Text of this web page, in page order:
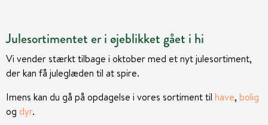
Julesortimentet er i øjeblikket gået i hi
Vi vender stærkt tilbage i oktober med et nyt julesortiment,
der kan få juleglæden til at spire.
Imens kan du gå på opdagelse i vores sortiment til have, bolig
og dyr.